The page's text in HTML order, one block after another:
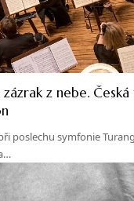
z nebe.
poslechu symfonie